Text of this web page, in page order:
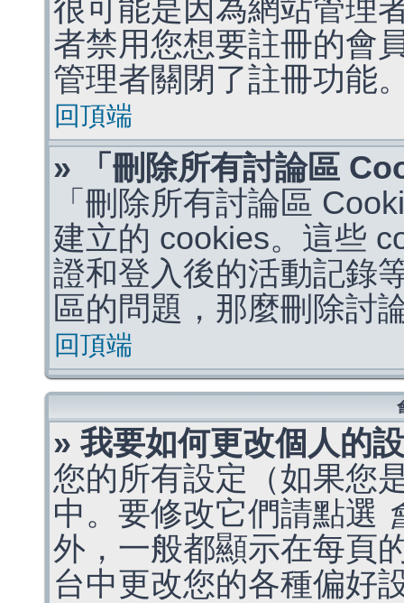
很可能是因為網站管理
者禁用您想要註冊的會
管理者關閉了註冊功能
回頂端
» 「刪除所有討論區
「刪除所有討論區
建立的 cookies。這些
證和登入後的活動記錄
區的問題，那麼刪除討
回頂端
» 我要如何更改個人的
您的所有設定（如果您
中。要修改它們請點選
外，一般都顯示在每頁
台中更改您的各種偏好